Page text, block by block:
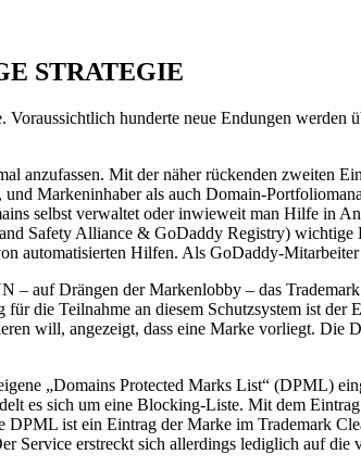
STRATEGIE
hunderte neue Endungen
anzufassen. Mit der näher rückenden zweiten
Markeninhaber als auch Domain-
selbst verwaltet oder inwieweit man Hilfe in
Safety Alliance & GoDaddy Registry)
automatisierten Hilfen. Als GoDaddy-
– auf Drängen der Markenlobby – das
für die Teilnahme an diesem Schutzsystem ist
will, angezeigt, dass eine Marke vorliegt.
„Domains Protected Marks List“ (DPML)
es sich um eine Blocking-Liste. Mit dem
ist ein Eintrag der Marke im Trademark
Service erstreckt sich allerdings lediglich auf